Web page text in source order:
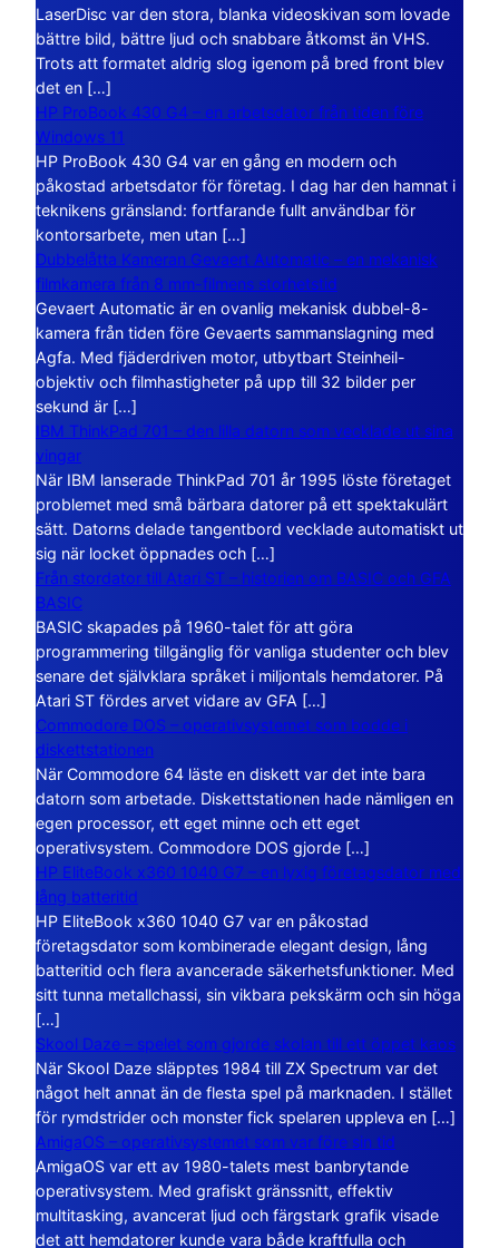
LaserDisc var den stora, blanka videoskivan som lovade
bättre bild, bättre ljud och snabbare åtkomst än VHS.
Trots att formatet aldrig slog igenom på bred front blev
det en […]
HP ProBook 430 G4 – en arbetsdator från tiden före
Windows 11
HP ProBook 430 G4 var en gång en modern och
påkostad arbetsdator för företag. I dag har den hamnat i
teknikens gränsland: fortfarande fullt användbar för
kontorsarbete, men utan […]
Dubbelåtta Kameran Gevaert Automatic – en mekanisk
filmkamera från 8 mm-filmens storhetstid
Gevaert Automatic är en ovanlig mekanisk dubbel-8-
kamera från tiden före Gevaerts sammanslagning med
Agfa. Med fjäderdriven motor, utbytbart Steinheil-
objektiv och filmhastigheter på upp till 32 bilder per
sekund är […]
IBM ThinkPad 701 – den lilla datorn som vecklade ut sina
vingar
När IBM lanserade ThinkPad 701 år 1995 löste företaget
problemet med små bärbara datorer på ett spektakulärt
sätt. Datorns delade tangentbord vecklade automatiskt ut
sig när locket öppnades och […]
Från stordator till Atari ST – historien om BASIC och GFA
BASIC
BASIC skapades på 1960-talet för att göra
programmering tillgänglig för vanliga studenter och blev
senare det självklara språket i miljontals hemdatorer. På
Atari ST fördes arvet vidare av GFA […]
Commodore DOS – operativsystemet som bodde i
diskettstationen
När Commodore 64 läste en diskett var det inte bara
datorn som arbetade. Diskettstationen hade nämligen en
egen processor, ett eget minne och ett eget
operativsystem. Commodore DOS gjorde […]
HP EliteBook x360 1040 G7 – en lyxig företagsdator med
lång batteritid
HP EliteBook x360 1040 G7 var en påkostad
företagsdator som kombinerade elegant design, lång
batteritid och flera avancerade säkerhetsfunktioner. Med
sitt tunna metallchassi, sin vikbara pekskärm och sin höga
[…]
Skool Daze – spelet som gjorde skolan till ett öppet kaos
När Skool Daze släpptes 1984 till ZX Spectrum var det
något helt annat än de flesta spel på marknaden. I stället
för rymdstrider och monster fick spelaren uppleva en […]
AmigaOS – operativsystemet som var före sin tid
AmigaOS var ett av 1980-talets mest banbrytande
operativsystem. Med grafiskt gränssnitt, effektiv
multitasking, avancerat ljud och färgstark grafik visade
det att hemdatorer kunde vara både kraftfulla och